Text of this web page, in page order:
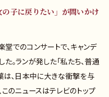
子に戻りたい」が問いかけ
でのコンサートで、キャンデ
。ランが発した「私たち、普通
は、日本中に大きな衝撃を与
このニュースはテレビのトップ